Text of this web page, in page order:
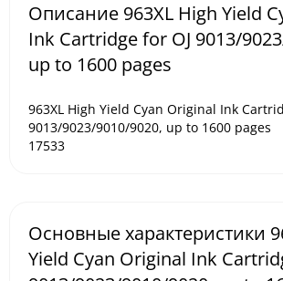
Описание 963XL High Yield
Ink Cartridge for OJ 9013/
up to 1600 pages
963XL High Yield Cyan Original Ink
9013/9023/9010/9020, up to 1600 pages
17533
Основные характеристики
Yield Cyan Original Ink